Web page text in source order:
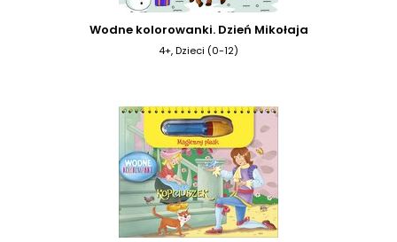
Wodne kolorowanki. Dzień Mikołaja
4+, Dzieci (0-12)